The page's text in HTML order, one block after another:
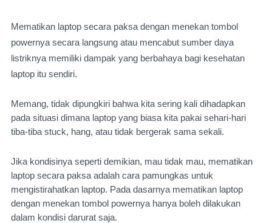
Mematikan laptop secara paksa dengan menekan tombol
powernya secara langsung atau mencabut sumber daya
listriknya memiliki dampak yang berbahaya bagi kesehatan
laptop itu sendiri.
Memang, tidak dipungkiri bahwa kita sering kali dihadapkan
pada situasi dimana laptop yang biasa kita pakai sehari-hari
tiba-tiba stuck, hang, atau tidak bergerak sama sekali.
Jika kondisinya seperti demikian, mau tidak mau, mematikan
laptop secara paksa adalah cara pamungkas untuk
mengistirahatkan laptop. Pada dasarnya mematikan laptop
dengan menekan tombol powernya hanya boleh dilakukan
dalam kondisi darurat saja.